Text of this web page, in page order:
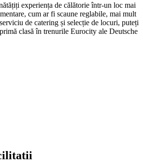
experiența de călătorie într-un loc mai
cum ar fi scaune reglabile, mai mult
de catering și selecție de locuri, puteți
clasă în trenurile Eurocity ale Deutsche